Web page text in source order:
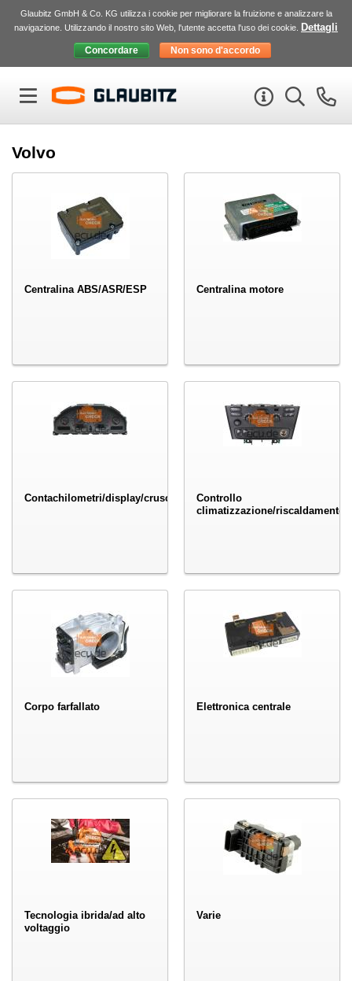
Glaubitz GmbH & Co. KG utilizza i cookie per migliorare la fruizione e analizzare la
navigazione. Utilizzando il nostro sito Web, l'utente accetta l'uso dei cookie.
Dettagli
Volvo
Centralina ABS/ASR/ESP Centralina motore
Contachilometri/display/cruscotto
Controllo
climatizzazione/riscaldamento
Corpo farfallato Elettronica centrale
Tecnologia ibrida/ad alto
voltaggio
Varie